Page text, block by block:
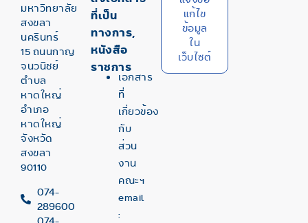
มหาวิทยาลัย
สงขลา
นครินทร์
15 ถนนกาญ
จนวนิชย์
ตำบล
หาดใหญ่
อำเภอ
หาดใหญ่
จังหวัด
สงขลา
90110
074-
289600
ที่เป็น
ทางการ,
หนังสือ
ราชการ
เอกสาร
ที่
เกี่ยวข้อง
กับ
ส่วน
งาน
คณะฯ
email
:
แก้ไข
ข้อมูล
ใน
เว็บไซต์